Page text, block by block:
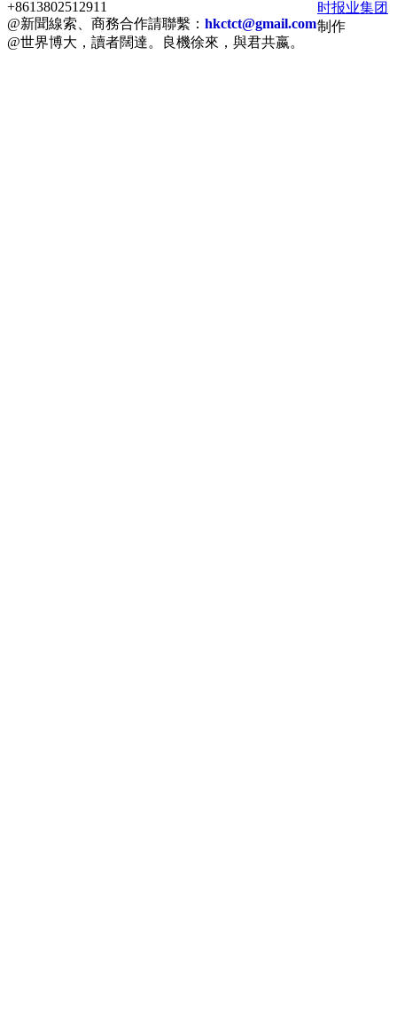
+8613802512911
@新聞線索、商務合作請聯繫： hkctct@gmail.com
@世界博大，讀者闊達。良機徐來，與君共嬴。
时报业集团
制作